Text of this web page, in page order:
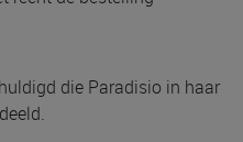
die Paradisio in haar